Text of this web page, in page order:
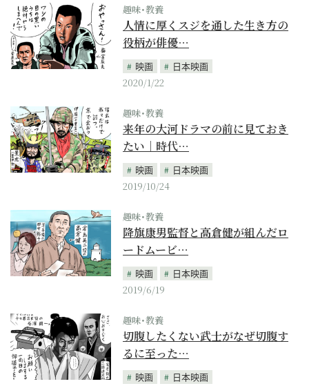
趣味･教養
人情に厚くスジを通した生き方の
役柄が俳優…
映画
日本映画
2020/1/22
趣味･教養
来年の大河ドラマの前に見ておき
たい｜時代…
映画
日本映画
2019/10/24
趣味･教養
降旗康男監督と高倉健が組んだロ
ードムービ…
映画
日本映画
2019/6/19
趣味･教養
切腹したくない武士がなぜ切腹す
るに至った…
映画
日本映画